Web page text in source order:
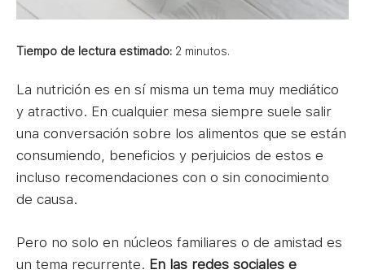
Tiempo de lectura estimado: 2 minutos.
La nutrición es en sí misma un tema muy mediático
y atractivo. En cualquier mesa siempre suele salir
una conversación sobre los alimentos que se están
consumiendo, beneficios y perjuicios de estos e
incluso recomendaciones con o sin conocimiento
de causa.
Pero no solo en núcleos familiares o de amistad es
un tema recurrente. En las redes sociales e